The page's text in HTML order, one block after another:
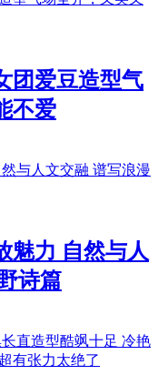
团爱豆造型气
不爱
魅力 自然与人
诗篇